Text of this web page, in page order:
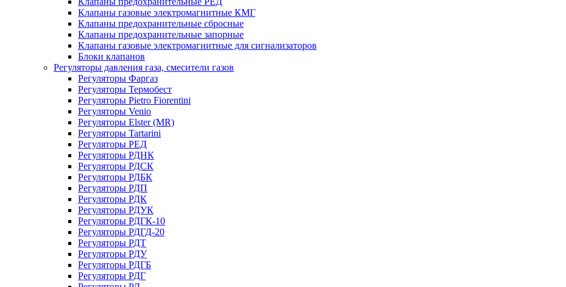
Клапаны газовые электромагнитные КМГ
Клапаны предохранительные сбросные
Клапаны предохранительные запорные
Клапаны газовые электромагнитные для сигнализаторов
Блоки клапанов
Регуляторы давления газа, смесители газов
Регуляторы Фаргаз
Регуляторы Термобест
Регуляторы Pietro Fiorentini
Регуляторы Venio
Регуляторы Elster (MR)
Регуляторы Tartarini
Регуляторы РЕД
Регуляторы РДНК
Регуляторы РДСК
Регуляторы РДБК
Регуляторы РДП
Регуляторы РДК
Регуляторы РДУК
Регуляторы РДГК-10
Регуляторы РДГД-20
Регуляторы РДТ
Регуляторы РДУ
Регуляторы РДГБ
Регуляторы РДГ